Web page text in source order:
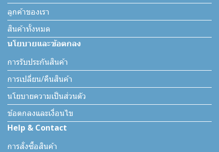
ลูกค้าของเรา
สินค้าทั้งหมด
นโยบายและข้อตกลง
การรับประกันสินค้า
การเปลี่ยน/คืนสินค้า
นโยบายความเป็นส่วนตัว
ข้อตกลงและเงื่อนไข
Help & Contact
การสั่งซื้อสินค้า